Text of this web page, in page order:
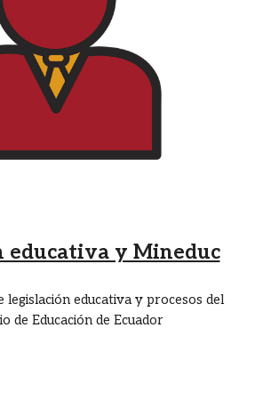
educativa y Mineduc
legislación educativa y procesos del
de Educación de Ecuador